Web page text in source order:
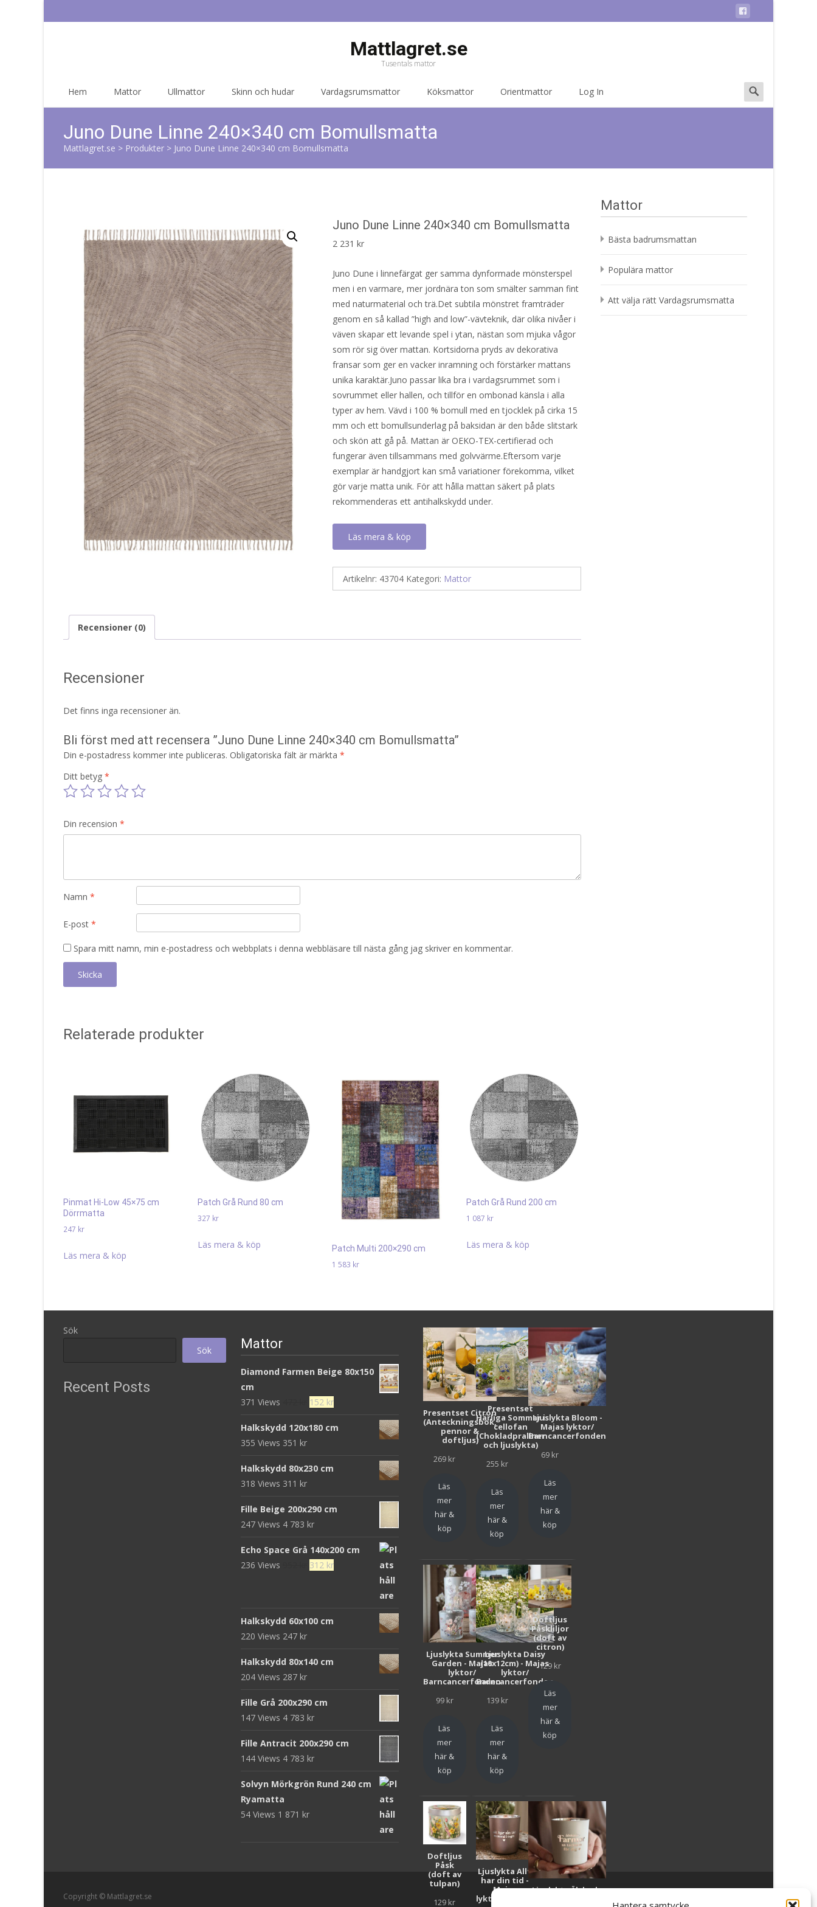
Mattlagret.se
Tusentals mattor
Hem Mattor Ullmattor Skinn och hudar Vardagsrumsmattor Köksmattor Orientmattor Log In
Search
for:
Juno Dune Linne 240×340 cm Bomullsmatta
Mattlagret.se > Produkter > Juno Dune Linne 240×340 cm Bomullsmatta
Juno Dune Linne 240×340 cm Bomullsmatta
2 231kr
Juno Dune i linnefärgat ger samma dynformade mönsterspel
men i en varmare, mer jordnära ton som smälter samman fint
med naturmaterial och trä.Det subtila mönstret framträder
genom en så kallad ”high and low”-vävteknik, där olika nivåer i
väven skapar ett levande spel i ytan, nästan som mjuka vågor
som rör sig över mattan. Kortsidorna pryds av dekorativa
fransar som ger en vacker inramning och förstärker mattans
unika karaktär.Juno passar lika bra i vardagsrummet som i
sovrummet eller hallen, och tillför en ombonad känsla i alla
typer av hem. Vävd i 100 % bomull med en tjocklek på cirka 15
mm och ett bomullsunderlag på baksidan är den både slitstark
och skön att gå på. Mattan är OEKO-TEX-certifierad och
fungerar även tillsammans med golvvärme.Eftersom varje
exemplar är handgjort kan små variationer förekomma, vilket
gör varje matta unik. För att hålla mattan säkert på plats
rekommenderas ett antihalkskydd under.
Läs mera & köp
Artikelnr: 43704 Kategori: Mattor
Recensioner (0)
Recensioner
Det finns inga recensioner än.
Bli först med att recensera ”Juno Dune Linne 240×340 cm Bomullsmatta”
Din e-postadress kommer inte publiceras. Obligatoriska fält är märkta *
Ditt betyg *
Din recension *
Namn *
E-post *
Spara mitt namn, min e-postadress och webbplats i denna webbläsare till nästa gång jag skriver en kommentar.
Relaterade produkter
Pinmat Hi-Low 45×75 cm
Dörrmatta
247 kr
Läs mera & köp
Patch Grå Rund 80 cm
327 kr
Läs mera & köp Patch Multi 200×290 cm
1 583 kr
Patch Grå Rund 200 cm
1 087 kr
Läs mera & köp
Mattor
Bästa badrumsmattan
Populära mattor
Att välja rätt Vardagsrumsmatta
Sök
Sök
Recent Posts
Mattor
Diamond Farmen Beige 80x150
cm
371 Views
Det
priset
152 krDet
priset
Halkskydd 120x180 cm
355 Views 351 kr
Halkskydd 80x230 cm
318 Views 311 kr
Fille Beige 200x290 cm
247 Views 4 783 kr
Echo Space Grå 140x200 cm
236 Views
Det
952 kr.
312 krDet
Halkskydd 60x100 cm
220 Views 247 kr
Halkskydd 80x140 cm
204 Views 287 kr
Fille Grå 200x290 cm
147 Views 4 783 kr
Fille Antracit 200x290 cm
144 Views 4 783 kr
Solvyn Mörkgrön Rund 240 cm
Ryamatta
54 Views 1 871 kr
Presentset Citron
(Anteckningsbok,
pennor &
doftljus)
269 kr
Läs
mer
här &
köp
Presentset
Härliga Sommar i
cellofan
(Chokladpraliner
och ljuslykta)
255 kr
Läs
mer
här &
köp
Ljuslykta Bloom -
Majas lyktor/
Barncancerfonden
69 kr
Läs
mer
här &
köp
Ljuslykta Summer
Garden - Majas
lyktor/
Barncancerfonden
99 kr
Läs
mer
här &
köp
Ljuslykta Daisy
(10x12cm) - Majas
lyktor/
Barncancerfonden
139 kr
Läs
mer
här &
köp
Doftljus
Påskliljor
(doft av
citron)
129 kr
Läs
mer
här &
köp
Doftljus
Påsk
(doft av
tulpan)
129 kr
Ljuslykta Allt
har din tid -
Majas
lyktor/Suicide
Ljuslykta Älskade
Copyright © Mattlagret.se